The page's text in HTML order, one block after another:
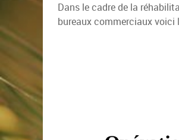
Dans le cadre de la
bureaux commerciaux voici